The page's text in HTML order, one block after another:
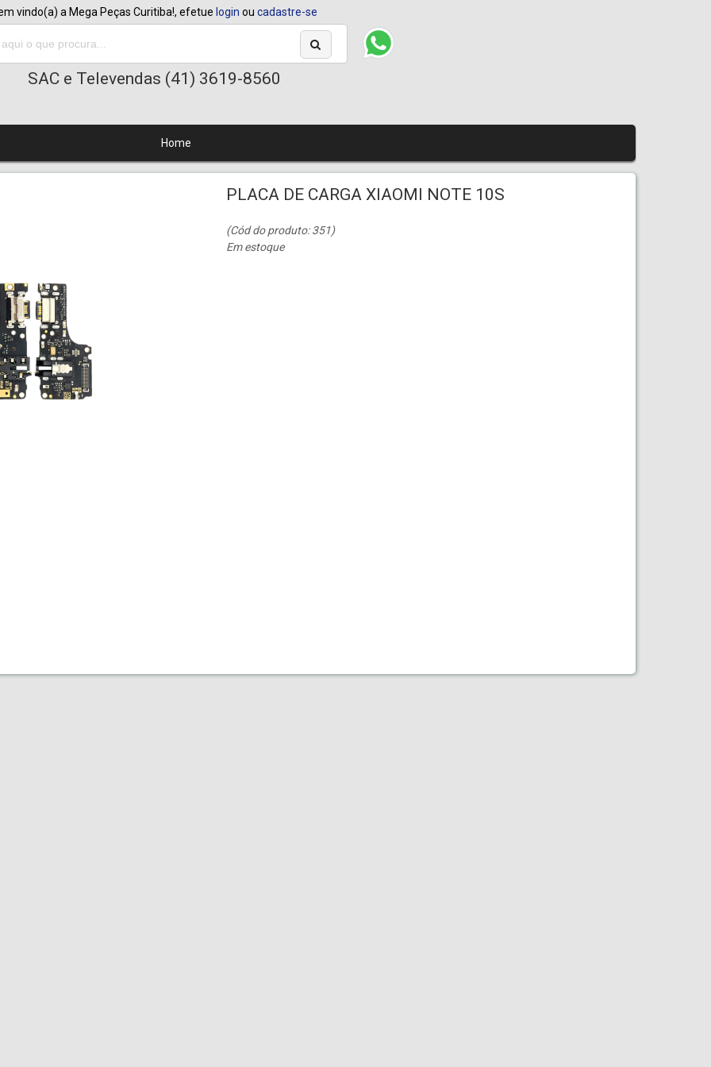
vindo(a) a Mega Peças Curitiba!, efetue login oucadastre-se
SAC e Televendas (41) 3619-8560
Home
PLACA DE CARGA XIAOMI NOTE 10S
(Cód do produto: 351)
Em estoque